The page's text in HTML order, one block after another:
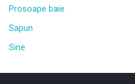
Prosoape baie
Sapun
Sine